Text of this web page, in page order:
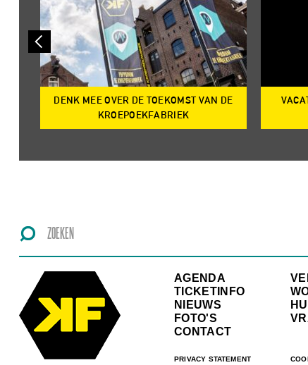
DENK MEE OVER DE TOEKOMST VAN DE
KROEPOEKFABRIEK
AGENDA
TICKETINFO
NIEUWS
FOTO'S
CONTACT
PRIVACY STATEMENT